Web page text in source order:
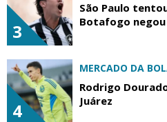
3
São Paulo
Botafogo negou
4
MERCADO DA
Rodrigo
Juárez